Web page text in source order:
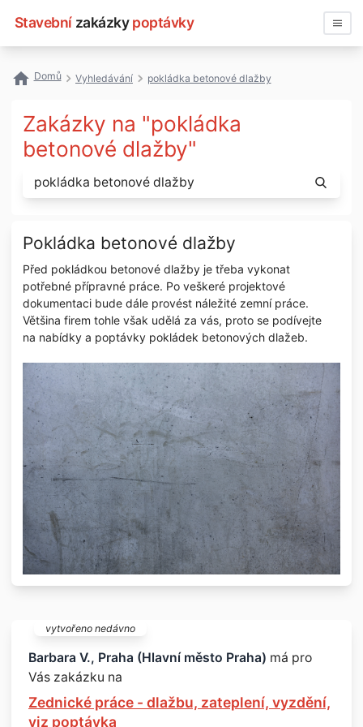
Stavební zakázky poptávky
Nejčastější vyhledávání
Registrace firmy
Domů Vyhledávání pokládka betonové dlažby
Zakázky na "pokládka
betonové dlažby"
Pokládka betonové dlažby
Před pokládkou betonové dlažby je třeba vykonat
potřebné přípravné práce. Po veškeré projektové
dokumentaci bude dále provést náležité zemní práce.
Většina firem tohle však udělá za vás, proto se podívejte
na nabídky a poptávky pokládek betonových dlažeb.
vytvořeno nedávno
Barbara V., Praha (Hlavní město Praha) má pro
Vás zakázku na
Zednické práce - dlažbu, zateplení, vyzdění,
viz poptávka